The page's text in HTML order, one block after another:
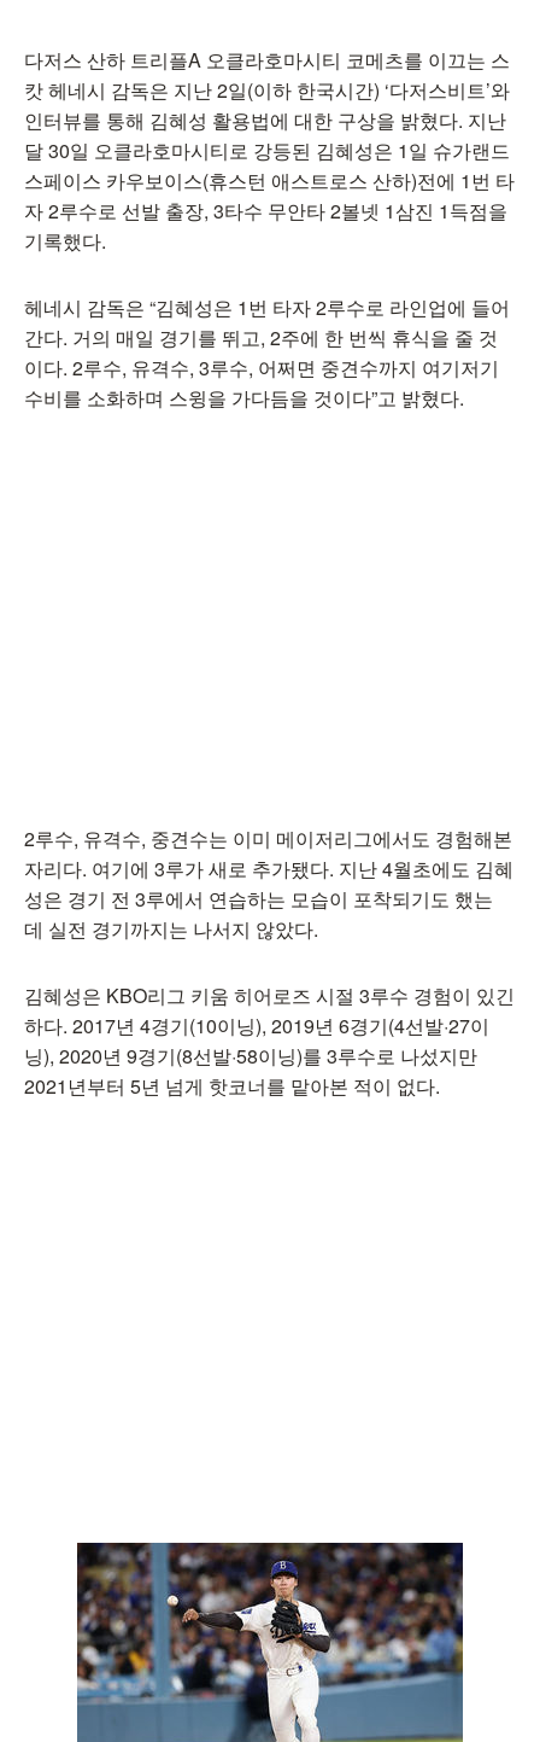
다저스 산하 트리플A 오클라호마시티 코메츠를 이끄는 스
캇 헤네시 감독은 지난 2일(이하 한국시간) ‘다저스비트’와
인터뷰를 통해 김혜성 활용법에 대한 구상을 밝혔다. 지난
달 30일 오클라호마시티로 강등된 김혜성은 1일 슈가랜드
스페이스 카우보이스(휴스턴 애스트로스 산하)전에 1번 타
자 2루수로 선발 출장, 3타수 무안타 2볼넷 1삼진 1득점을
기록했다.
헤네시 감독은 “김혜성은 1번 타자 2루수로 라인업에 들어
간다. 거의 매일 경기를 뛰고, 2주에 한 번씩 휴식을 줄 것
이다. 2루수, 유격수, 3루수, 어쩌면 중견수까지 여기저기
수비를 소화하며 스윙을 가다듬을 것이다”고 밝혔다.
2루수, 유격수, 중견수는 이미 메이저리그에서도 경험해본
자리다. 여기에 3루가 새로 추가됐다. 지난 4월초에도 김혜
성은 경기 전 3루에서 연습하는 모습이 포착되기도 했는
데 실전 경기까지는 나서지 않았다.
김혜성은 KBO리그 키움 히어로즈 시절 3루수 경험이 있긴
하다. 2017년 4경기(10이닝), 2019년 6경기(4선발·27이
닝), 2020년 9경기(8선발·58이닝)를 3루수로 나섰지만
2021년부터 5년 넘게 핫코너를 맡아본 적이 없다.